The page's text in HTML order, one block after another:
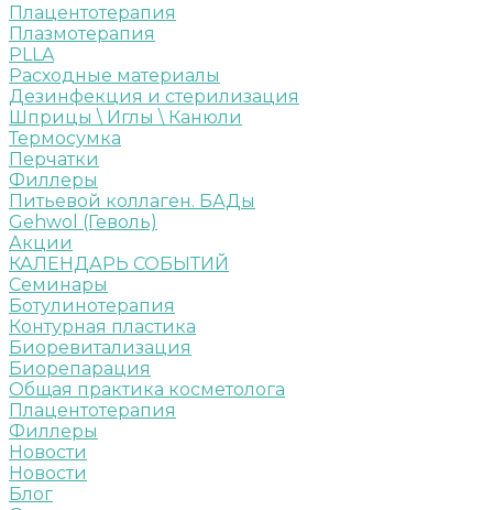
Плацентотерапия
Плазмотерапия
PLLA
Расходные материалы
Дезинфекция и стерилизация
Шприцы \ Иглы \ Канюли
Термосумка
Перчатки
Филлеры
Питьевой коллаген. БАДы
Gehwol (Геволь)
Акции
КАЛЕНДАРЬ СОБЫТИЙ
Семинары
Ботулинотерапия
Контурная пластика
Биоревитализация
Биорепарация
Общая практика косметолога
Плацентотерапия
Филлеры
Новости
Новости
Блог